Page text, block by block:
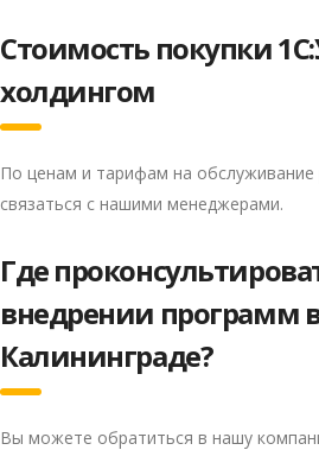
Стоимость покупки
холдингом
По ценам и тарифам на
связаться с нашими менеджерами.
Где
внедрении программ
Калининграде?
Вы можете обратиться в нашу
Privacy notice